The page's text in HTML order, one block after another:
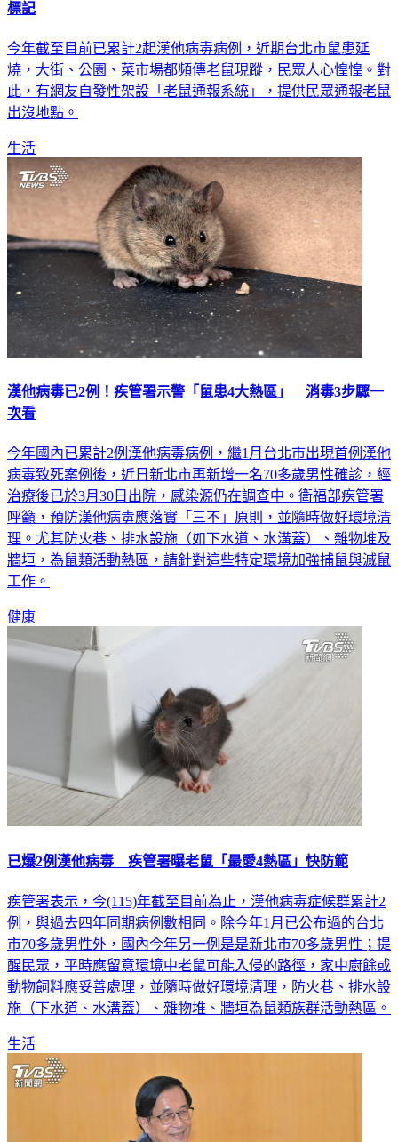
標記
今年截至目前已累計2起漢他病毒病例，近期台北市鼠患延
燒，大街、公園、菜市場都頻傳老鼠現蹤，民眾人心惶惶。對
此，有網友自發性架設「老鼠通報系統」，提供民眾通報老鼠
出沒地點。
生活
漢他病毒已2例！疾管署示警「鼠患4大熱區」 消毒3步驟一
次看
今年國內已累計2例漢他病毒病例，繼1月台北市出現首例漢他
病毒致死案例後，近日新北市再新增一名70多歲男性確診，經
治療後已於3月30日出院，感染源仍在調查中。衛福部疾管署
呼籲，預防漢他病毒應落實「三不」原則，並隨時做好環境清
理。尤其防火巷、排水設施（如下水道、水溝蓋）、雜物堆及
牆垣，為鼠類活動熱區，請針對這些特定環境加強捕鼠與滅鼠
工作。
健康
已爆2例漢他病毒 疾管署曝老鼠「最愛4熱區」快防範
疾管署表示，今(115)年截至目前為止，漢他病毒症候群累計2
例，與過去四年同期病例數相同。除今年1月已公布過的台北
市70多歲男性外，國內今年另一例是是新北市70多歲男性；提
醒民眾，平時應留意環境中老鼠可能入侵的路徑，家中廚餘或
動物飼料應妥善處理，並隨時做好環境清理，防火巷、排水設
施（下水道、水溝蓋）、雜物堆、牆垣為鼠類族群活動熱區。
生活